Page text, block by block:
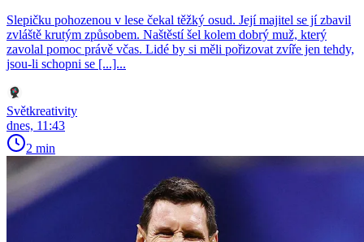
Slepičku pohozenou v lese čekal těžký osud. Její majitel se jí zbavil
zvláště krutým způsobem. Naštěstí šel kolem dobrý muž, který
zavolal pomoc právě včas. Lidé by si měli pořizovat zvíře jen tehdy,
jsou-li schopni se [...]...
Světkreativity
dnes, 11:43
2 min